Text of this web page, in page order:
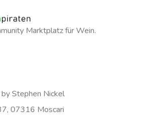
Marktplatz für Wein.
Stephen Nickel
07316 Moscari